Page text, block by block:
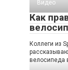
Видео
Как
Коллеги из
велосипеда